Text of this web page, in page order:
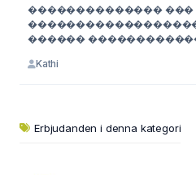
�������������� ���
������
Kathi
Erbjudanden i denna kategori